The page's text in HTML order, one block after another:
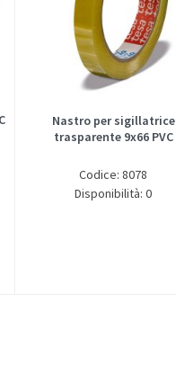
Nastro per sigillatrice
trasparente 9x66 PVC
Codice: 8078
Disponibilità: 0